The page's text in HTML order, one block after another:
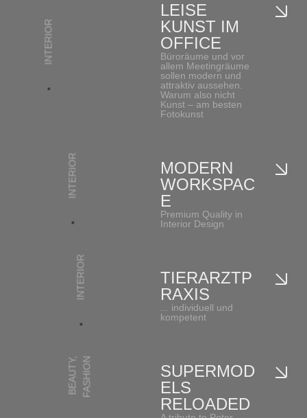
INTERIOR
LEISE
KUNST IM
OFFICE
Büroräume und vor
allem Meetingräume
sollen modern und
attraktiv aussehen.
Warum also nicht
Kunst – am besten
Fotokunst
INTERIOR
MODERN
WORKSPAC
E
Premium Quality in
Interior Design
INTERIOR
TIERARZTP
RAXIS
... individuell und
kompetent
BEAUTY FASHION
SUPERMOD
ELS
RELOADED